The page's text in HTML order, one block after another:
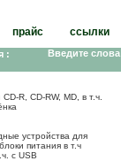
прайс ссылки
:
Введите
R, CD-RW, MD, в т.ч.
устройства для
питания в т.ч
с USB